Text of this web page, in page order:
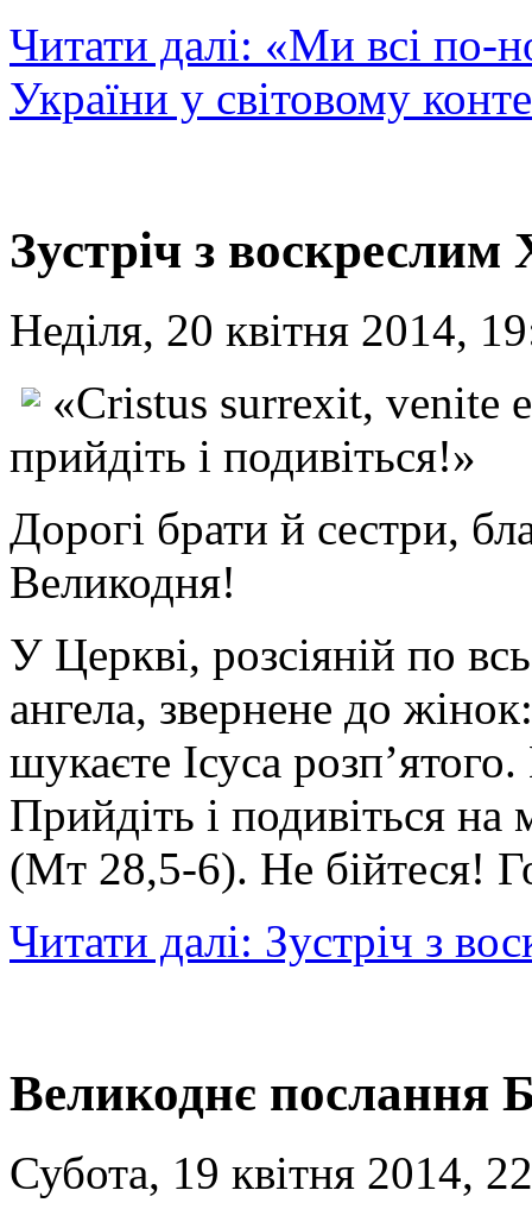
Читати далі: «Ми всі по-
України у світовому
Зустріч з воскреслим
Неділя, 20 квітня 2014,
«Cristus surrexit, venite
прийдіть і подивіться!»
Дорогі брати й сестри,
Великодня!
У Церкві, розсіяній по
ангела, звернене до
шукаєте Ісуса
Прийдіть і подивіться
(Мт 28,5-6). Не бійтеся!
Читати далі: Зустріч з
Великоднє послання
Субота, 19 квітня 2014,